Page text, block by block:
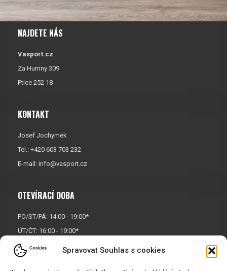
Spravovat Souhlas s cookies
NAJDETE NÁS
Vasport.cz
Za Humny 309
Ptice 252 18
KONTAKT
Josef Jochymek
Tel.: +420 603 703 232
E-mail: info@vasport.cz
OTEVÍRACÍ DOBA
PO/ST/PÁ: 14:00 - 19:00*
ÚT/ČT: 16:00 - 19:00*
Sobota: 9:00 - 17:00*
Neděle: